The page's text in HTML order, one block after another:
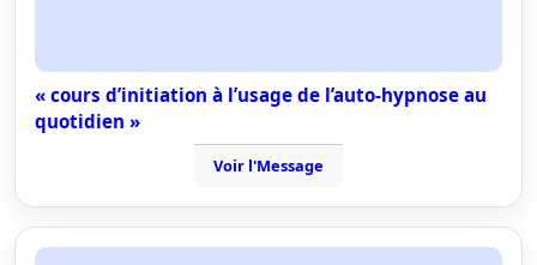
« cours d’initiation à l’usage de l’auto-hypnose au
quotidien »
Voir l'Message